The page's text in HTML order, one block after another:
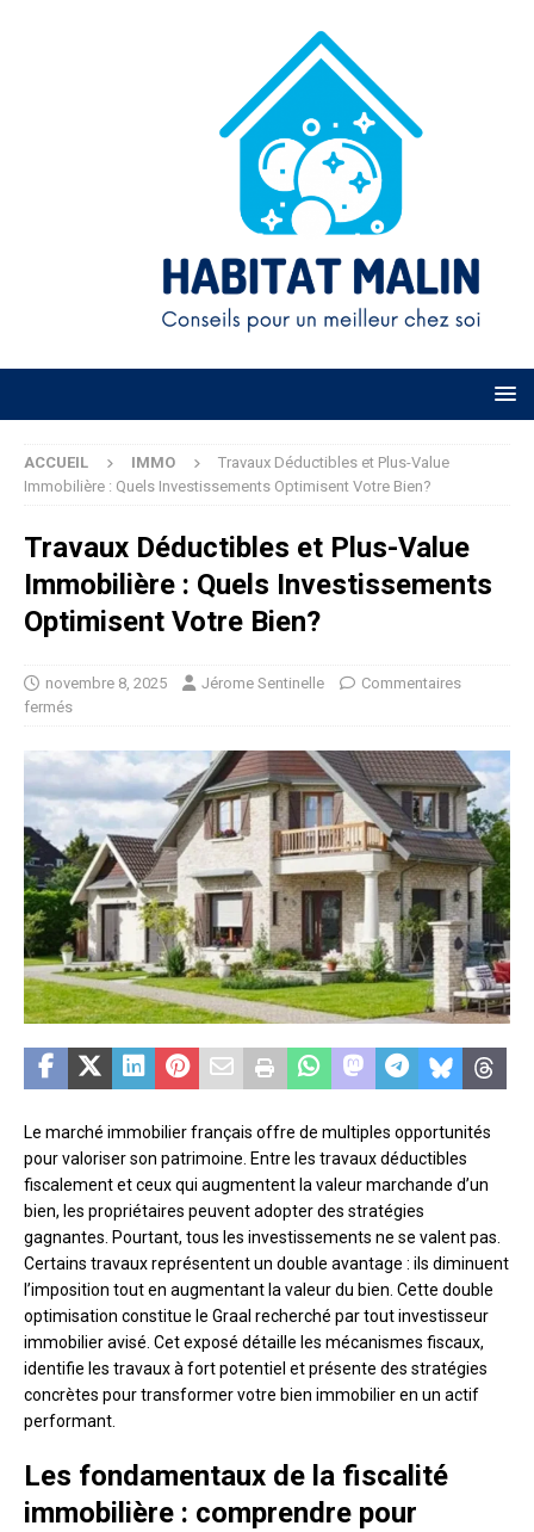
ACCUEIL IMMO
Travaux Déductibles et Plus-Value
Immobilière : Quels Investissements Optimisent Votre Bien?
Travaux Déductibles et Plus-Value
Immobilière : Quels Investissements
Optimisent Votre Bien?
novembre 8, 2025 Jérome Sentinelle
Commentaires
fermés
Le marché immobilier français offre de multiples opportunités
pour valoriser son patrimoine. Entre les travaux déductibles
fiscalement et ceux qui augmentent la valeur marchande d’un
bien, les propriétaires peuvent adopter des stratégies
gagnantes. Pourtant, tous les investissements ne se valent pas.
Certains travaux représentent un double avantage : ils diminuent
l’imposition tout en augmentant la valeur du bien. Cette double
optimisation constitue le Graal recherché par tout investisseur
immobilier avisé. Cet exposé détaille les mécanismes fiscaux,
identifie les travaux à fort potentiel et présente des stratégies
concrètes pour transformer votre bien immobilier en un actif
performant.
Les fondamentaux de la fiscalité
immobilière : comprendre pour